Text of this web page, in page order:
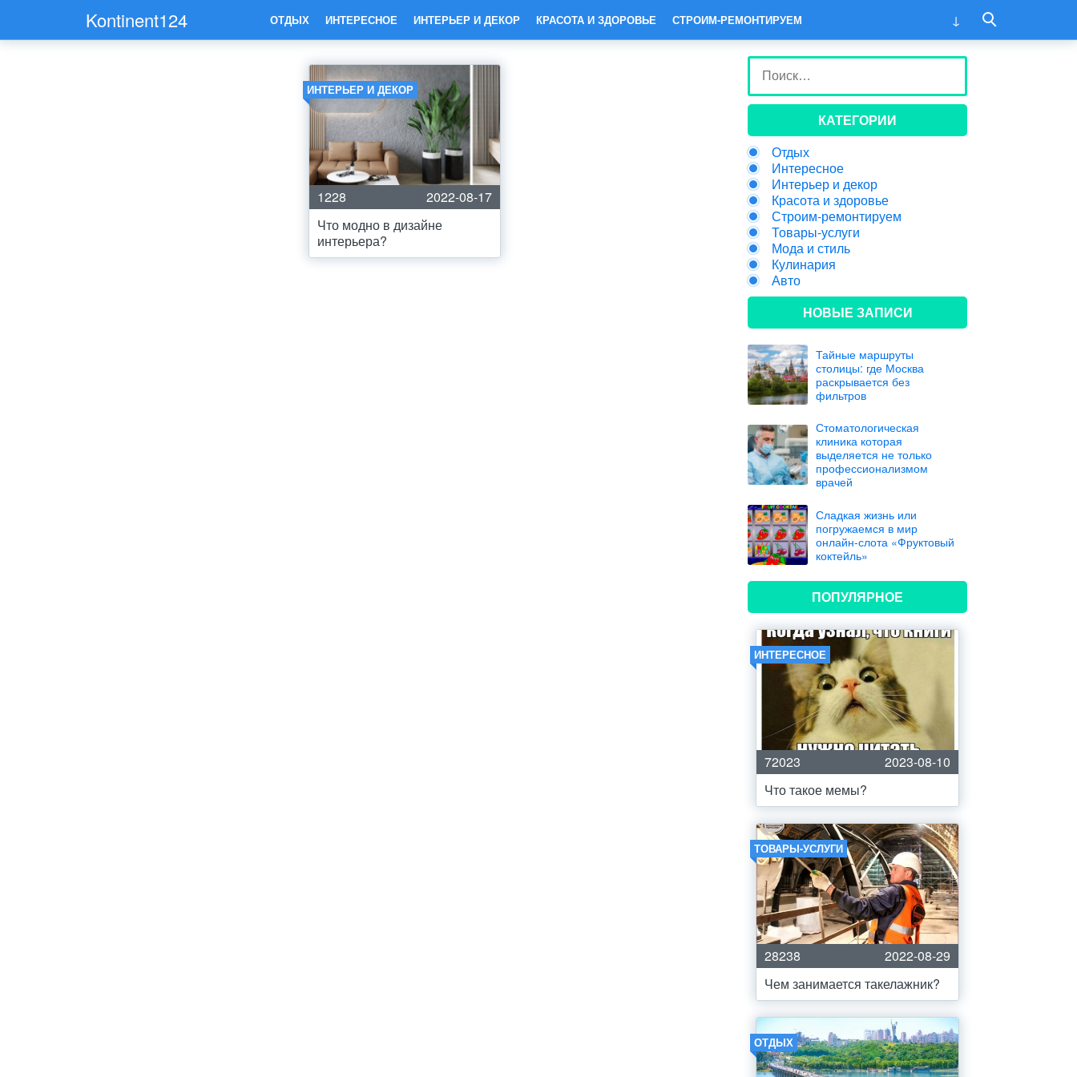
Kontinent124 ОТДЫХ ИНТЕРЕСНОЕ ИНТЕРЬЕР И ДЕКОР КРАСОТА И ЗДОРОВЬЕ СТРОИМ-РЕМОНТИРУЕМ
ИНТЕРЬЕР И ДЕКОР
1228
2022-08-17
Что модно в дизайне
интерьера?
КАТЕГОРИИ
Отдых
Интересное
Интерьер и декор
Красота и здоровье
Строим-ремонтируем
Товары-услуги
Мода и стиль
Кулинария
Авто
НОВЫЕ ЗАПИСИ
Тайные маршруты
столицы: где Москва
раскрывается без
фильтров
Стоматологическая
клиника которая
выделяется не только
профессионализмом
врачей
Сладкая жизнь или
погружаемся в мир
онлайн-слота «Фруктовый
коктейль»
ПОПУЛЯРНОЕ
ИНТЕРЕСНОЕ
72023
2023-08-10
Что такое мемы?
ТОВАРЫ-УСЛУГИ
28238
2022-08-29
Чем занимается такелажник?
ОТДЫХ